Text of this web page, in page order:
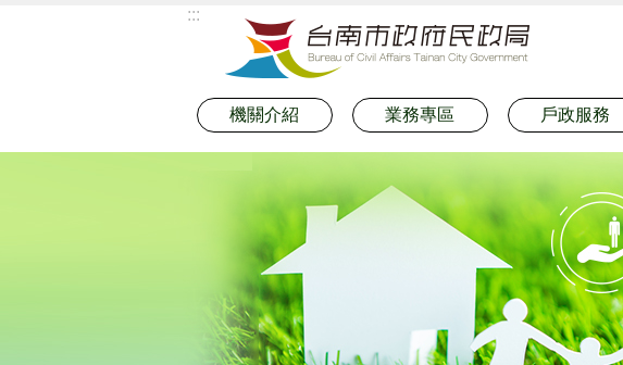
:::
機關介紹 業務專區 戶政服務